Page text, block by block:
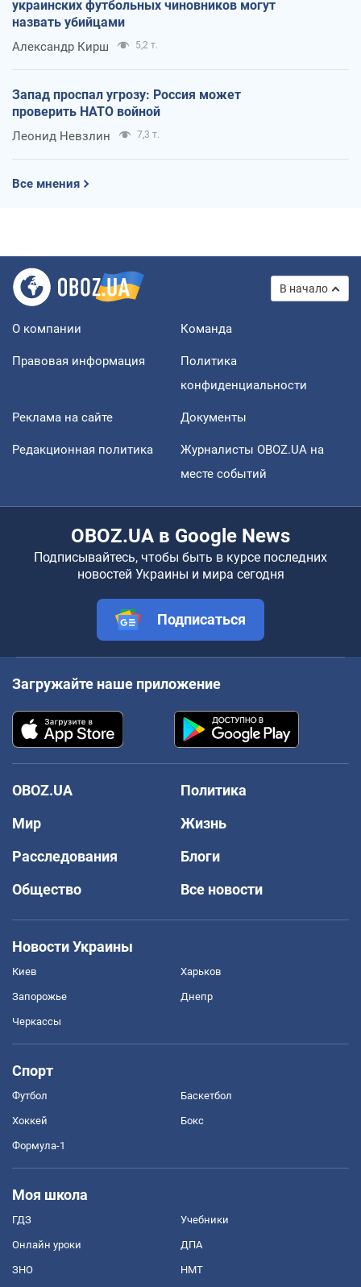
украинских футбольных чиновников могут
назвать убийцами
Александр Кирш 5,2 т.
Запад проспал угрозу: Россия может
проверить НАТО войной
Леонид Невзлин 7,3 т.
Все мнения
В начало
О компании Команда
Правовая информация
Политика
конфиденциальности
Реклама на сайте Документы
Редакционная политика
Журналисты OBOZ.UA на
месте событий
OBOZ.UA в Google News
Подписывайтесь, чтобы быть в курсе последних
новостей Украины и мира сегодня
Подписаться
Загружайте наше приложение
OBOZ.UA
Политика
Мир
Жизнь
Расследования
Блоги
Общество
Все новости
Новости Украины
Киев Харьков
Запорожье Днепр
Черкассы
Спорт
Футбол Баскетбол
Хоккей Бокс
Формула-1
Моя школа
ГДЗ Учебники
Онлайн уроки ДПА
ЗНО НМТ